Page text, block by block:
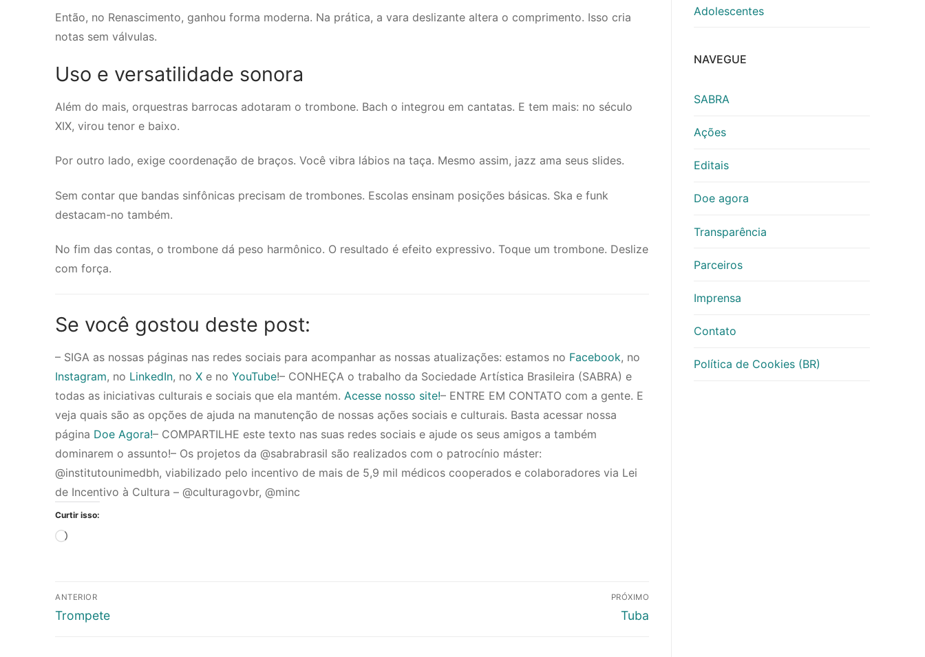
Então, no Renascimento, ganhou forma moderna. Na prática, a vara deslizante altera o comprimento. Isso cria
notas sem válvulas.
Uso e versatilidade sonora
Além do mais, orquestras barrocas adotaram o trombone. Bach o integrou em cantatas. E tem mais: no século
XIX, virou tenor e baixo.
Por outro lado, exige coordenação de braços. Você vibra lábios na taça. Mesmo assim, jazz ama seus slides.
Sem contar que bandas sinfônicas precisam de trombones. Escolas ensinam posições básicas. Ska e funk
destacam-no também.
No fim das contas, o trombone dá peso harmônico. O resultado é efeito expressivo. Toque um trombone. Deslize
com força.
Se você gostou deste post:
– SIGA as nossas páginas nas redes sociais para acompanhar as nossas atualizações: estamos no Facebook, no
Instagram, no LinkedIn, no X e no YouTube!– CONHEÇA o trabalho da Sociedade Artística Brasileira (SABRA) e
todas as iniciativas culturais e sociais que ela mantém. Acesse nosso site!– ENTRE EM CONTATO com a gente. E
veja quais são as opções de ajuda na manutenção de nossas ações sociais e culturais. Basta acessar nossa
página Doe Agora!– COMPARTILHE este texto nas suas redes sociais e ajude os seus amigos a também
dominarem o assunto!– Os projetos da @sabrabrasil são realizados com o patrocínio máster:
@institutounimedbh, viabilizado pelo incentivo de mais de 5,9 mil médicos cooperados e colaboradores via Lei
de Incentivo à Cultura – @culturagovbr, @minc
Curtir isso:
Carregando...
Navegação
de
ANTERIOR
Post
Trompete
PRÓXIMO
Próximo
Tuba
Adolescentes
NAVEGUE
SABRA
Ações
Editais
Doe agora
Transparência
Parceiros
Imprensa
Contato
Política de Cookies (BR)